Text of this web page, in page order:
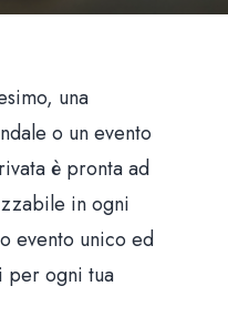
una
o un evento
è pronta ad
in ogni
evento unico ed
per ogni tua